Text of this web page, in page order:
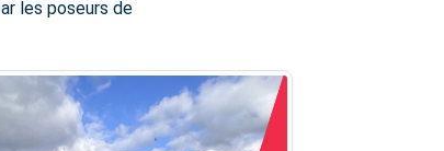
les poseurs de